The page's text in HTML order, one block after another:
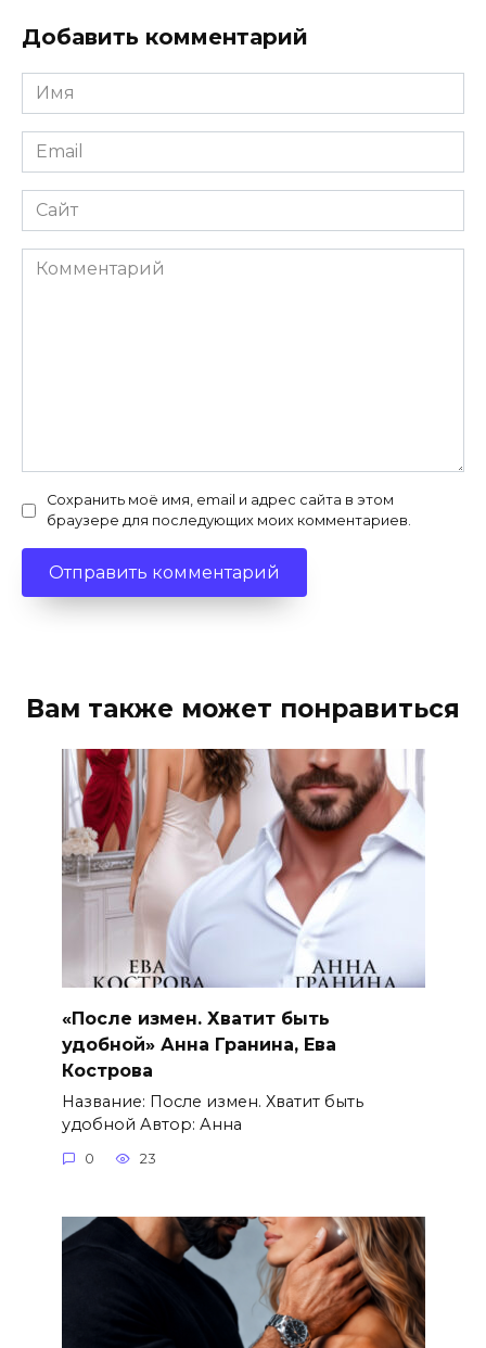
Добавить комментарий
Имя
*
Email
*
Сайт
Комментарий
Сохранить моё имя, email и адрес сайта в этом
браузере для последующих моих комментариев.
Вам также может понравиться
«После измен. Хватит быть
удобной» Анна Гранина, Ева
Кострова
Название: После измен. Хватит быть
удобной Автор: Анна
0 23